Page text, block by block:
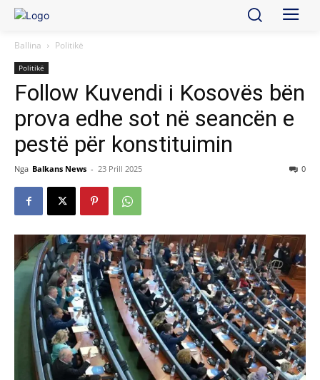
Ballina Politikë
Politikë
Follow Kuvendi i Kosovës bën
prova edhe sot në seancën e
pestë për konstituimin
Nga Balkans News - 23 Prill 2025 0